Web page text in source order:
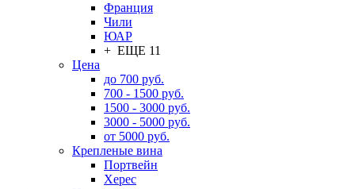
Франция
Чили
ЮАР
+ ЕЩЕ 11
Цена
до 700 руб.
700 - 1500 руб.
1500 - 3000 руб.
3000 - 5000 руб.
от 5000 руб.
Крепленые вина
Портвейн
Херес